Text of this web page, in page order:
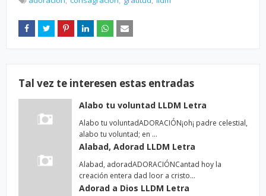
Tal vez te interesen estas entradas
Alabo tu voluntad LLDM Letra
Alabo tu voluntadADORACIÓN¡oh¡ padre celestial,
alabo tu voluntad; en …
Alabad, Adorad LLDM Letra
Alabad, adoradADORACIÓNCantad hoy la
creación entera dad loor a cristo…
Adorad a Dios LLDM Letra